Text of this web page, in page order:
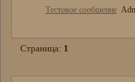
Тестовое сообщение
Страница: 1